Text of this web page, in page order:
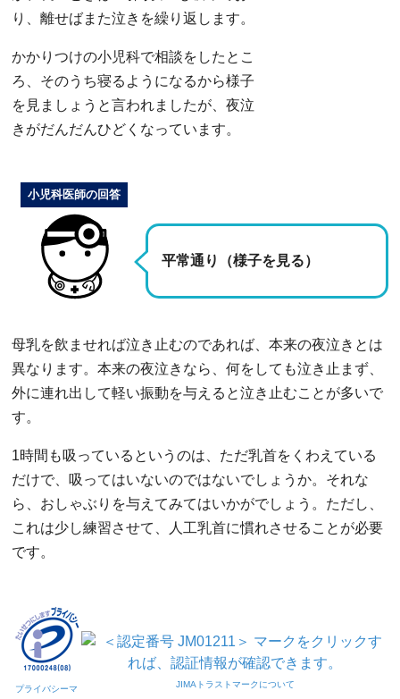
り、離せばまた泣きを繰り返します。
かかりつけの小児科で相談をしたとこ
ろ、そのうち寝るようになるから様子
を見ましょうと言われましたが、夜泣
きがだんだんひどくなっています。
平常通り（様子を見る）
小児科医師の回答
母乳を飲ませれば泣き止むのであれば、本来の夜泣きとは
異なります。本来の夜泣きなら、何をしても泣き止まず、
外に連れ出して軽い振動を与えると泣き止むことが多いで
す。
1時間も吸っているというのは、ただ乳首をくわえている
だけで、吸ってはいないのではないでしょうか。それな
ら、おしゃぶりを与えてみてはいかがでしょう。ただし、
これは少し練習させて、人工乳首に慣れさせることが必要
です。